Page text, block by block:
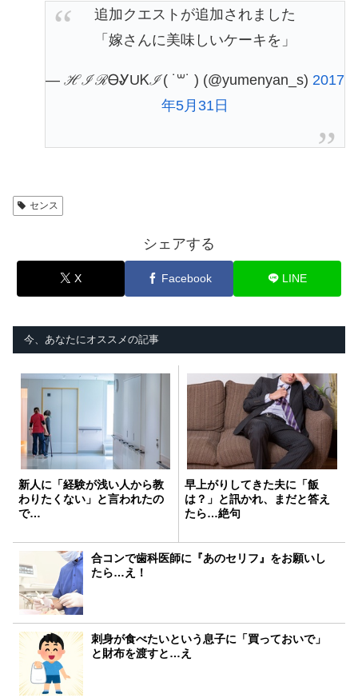
追加クエストが追加されました
「嫁さんに美味しいケーキを」
— ℋℐℛᎾᎽUᏦℐ( ˙꒳​˙ ) (@yumenyan_s) 2017
年5月31日
センス
シェアする
X Facebook LINE
今、あなたにオススメの記事
新人に「経験が浅い人から教
わりたくない」と言われたの
で…
早上がりしてきた夫に「飯
は？」と訊かれ、まだと答え
たら…絶句
合コンで歯科医師に『あのセリフ』をお願いし
たら…え！
刺身が食べたいという息子に「買っておいで」
と財布を渡すと…え